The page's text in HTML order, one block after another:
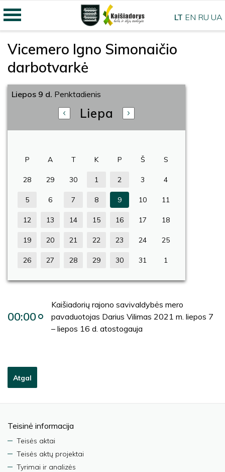
Vicemero Igno Simonaičio
darbotvarkė
Liepos 9 d. Penktadienis
Liepa
P A T K P Š S
28 29 30 1 2 3 4
5 6 7 8 9 10 11
12 13 14 15 16 17 18
19 20 21 22 23 24 25
26 27 28 29 30 31 1
00:00
Kaišiadorių rajono savivaldybės mero
pavaduotojas Darius Vilimas 2021 m. liepos 7
– liepos 16 d. atostogauja
Atgal
Teisinė informacija
Teisės aktai
Teisės aktų projektai
Tyrimai ir analizės
LT EN RU UA